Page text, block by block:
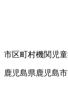
市区町村機関 児
鹿児島県鹿児島